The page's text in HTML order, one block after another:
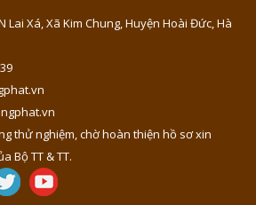
Lai Xá, Xã Kim Chung, Huyện Hoài Đức, Hà
thử nghiệm, chờ hoàn thiện hồ sơ xin
Bộ TT & TT.